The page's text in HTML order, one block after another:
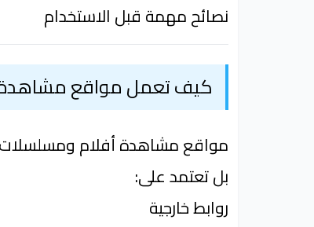
نصائح مهمة قبل الاستخدام
كيف تعمل مواقع مشاهدة
مواقع مشاهدة أفلام ومسلسلات
بل تعتمد على:
روابط خارجية